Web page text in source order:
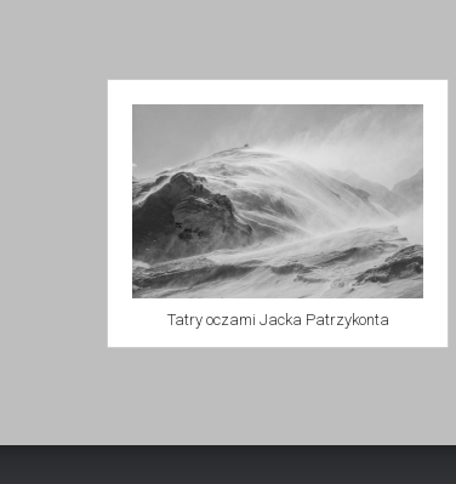
Tatry oczami Jacka Patrzykonta